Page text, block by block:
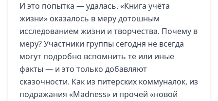
И это попытка — удалась. «Книга учёта
жизни» оказалось в меру дотошным
исследованием жизни и творчества. Почему в
меру? Участники группы сегодня не всегда
могут подробно вспомнить те или иные
факты — и это только добавляют
сказочности. Как из питерских коммуналок, из
подражания «Madness» и прочей «новой